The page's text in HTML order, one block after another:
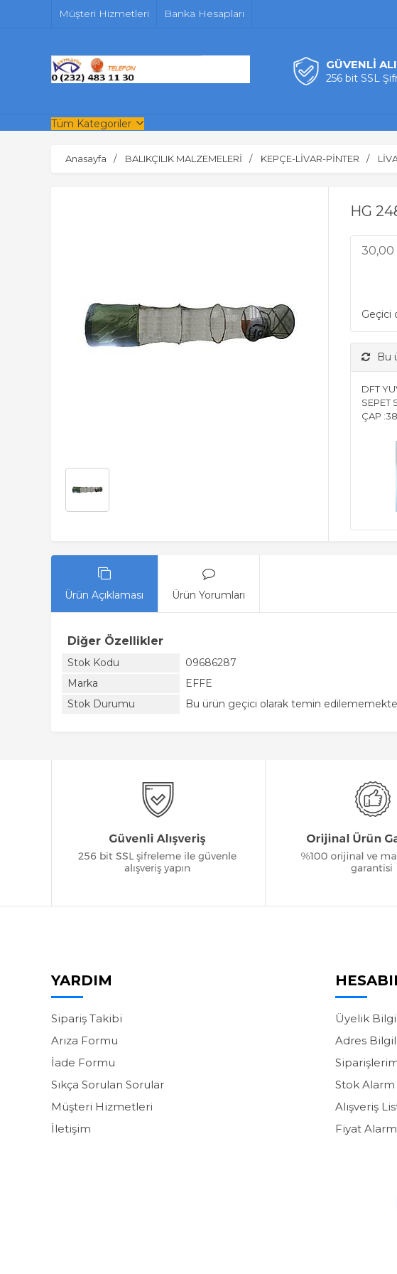
Müşteri Hizmetleri Banka Hesapları
GÜVENLİ
256 bit SSL
Tüm Kategoriler
Anasayfa BALIKÇILIK MALZEMELERİ KEPÇE-LİVAR-PİNTER
HG
30,00
Geçici
Bu
DFT
SEPET
ÇAP
Ürün Açıklaması Ürün Yorumları
Diğer Özellikler
Stok Kodu
09686287
Marka
EFFE
Stok Durumu
Bu ürün geçici olarak temin
YARDIM
Sipariş Takibi
Arıza Formu
İade Formu
Sıkça Sorulan Sorular
Müşteri Hizmetleri
İletişim
Üyelik
Adres
Stok
Alışveriş
Fiyat